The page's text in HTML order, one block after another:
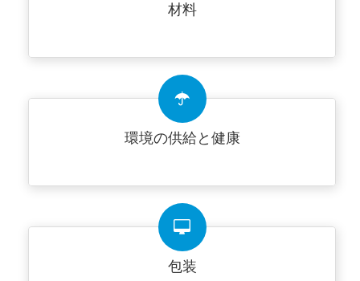
材料
環境の供給と健康
包装